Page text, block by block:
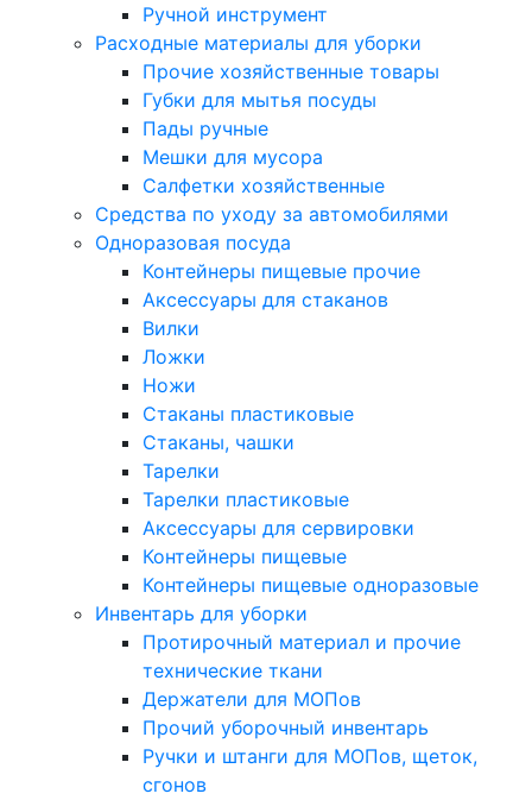
Ручной инструмент
Расходные материалы для уборки
Прочие хозяйственные товары
Губки для мытья посуды
Пады ручные
Мешки для мусора
Салфетки хозяйственные
Средства по уходу за автомобилями
Одноразовая посуда
Контейнеры пищевые прочие
Аксессуары для стаканов
Вилки
Ложки
Ножи
Стаканы пластиковые
Стаканы, чашки
Тарелки
Тарелки пластиковые
Аксессуары для сервировки
Контейнеры пищевые
Контейнеры пищевые одноразовые
Инвентарь для уборки
Протирочный материал и прочие
технические ткани
Держатели для МОПов
Прочий уборочный инвентарь
Ручки и штанги для МОПов, щеток,
сгонов